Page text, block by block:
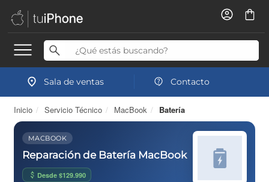
Sala de ventas Contacto
Inicio / Servicio Técnico / MacBook / Batería
MACBOOK
Reparación de Batería MacBook
Desde $129.990